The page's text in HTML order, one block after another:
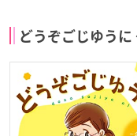
どうぞごじゆう